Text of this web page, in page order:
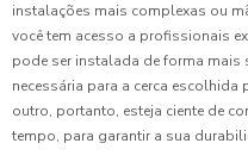
instalações mais complexas ou
você tem acesso a profissionais
pode ser instalada de forma
necessária para a cerca
outro, portanto, esteja ciente de
tempo, para garantir a sua